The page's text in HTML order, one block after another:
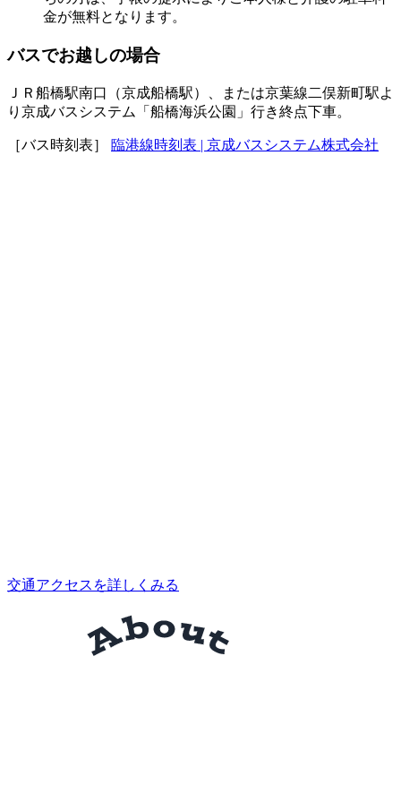
金が無料となります。
バスでお越しの場合
ＪＲ船橋駅南口（京成船橋駅）、または京葉線二俣新町駅よ
り京成バスシステム「船橋海浜公園」行き終点下車。
［バス時刻表］ 臨港線時刻表 | 京成バスシステム株式会社
交通アクセスを詳しくみる